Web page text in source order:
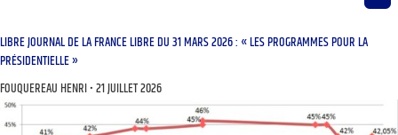
LIBRE JOURNAL DE LA FRANCE LIBRE DU 31 MARS 2026 : « LES PROGRAMMES POUR LA
PRÉSIDENTIELLE »
FOUQUEREAU HENRI 21 JUILLET 2026